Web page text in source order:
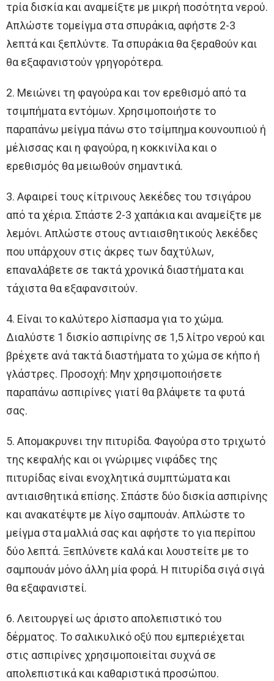
τρία δισκία και αναμείξτε με μικρή ποσότητα νερού.
Απλώστε τομείγμα στα σπυράκια, αφήστε 2-3
λεπτά και ξεπλύντε. Τα σπυράκια θα ξεραθούν και
θα εξαφανιστούν γρηγορότερα.
2. Μειώνει τη φαγούρα και τον ερεθισμό από τα
τσιμπήματα εντόμων. Χρησιμοποιήστε το
παραπάνω μείγμα πάνω στο τσίμπημα κουνουπιού ή
μέλισσας και η φαγούρα, η κοκκινίλα και ο
ερεθισμός θα μειωθούν σημαντικά.
3. Αφαιρεί τους κίτρινους λεκέδες του τσιγάρου
από τα χέρια. Σπάστε 2-3 χαπάκια και αναμείξτε με
λεμόνι. Απλώστε στους αντιαισθητικούς λεκέδες
που υπάρχουν στις άκρες των δαχτύλων,
επαναλάβετε σε τακτά χρονικά διαστήματα και
τάχιστα θα εξαφανσιτούν.
4. Είναι το καλύτερο λίσπασμα για το χώμα.
Διαλύστε 1 δισκίο ασπιρίνης σε 1,5 λίτρο νερού και
βρέχετε ανά τακτά διαστήματα το χώμα σε κήπο ή
γλάστρες. Προσοχή: Μην χρησιμοποιήσετε
παραπάνω ασπιρίνες γιατί θα βλάψετε τα φυτά
σας.
5. Απομακρυνει την πιτυρίδα. Φαγούρα στο τριχωτό
της κεφαλής και οι γνώριμες νιφάδες της
πιτυρίδας είναι ενοχλητικά συμπτώματα και
αντιαισθητικά επίσης. Σπάστε δύο δισκία ασπιρίνης
και ανακατέψτε με λίγο σαμπουάν. Απλώστε το
μείγμα στα μαλλιά σας και αφήστε το για περίπου
δύο λεπτά. Ξεπλύνετε καλά και λουστείτε με το
σαμπουάν μόνο άλλη μία φορά. Η πιτυρίδα σιγά σιγά
θα εξαφανιστεί.
6. Λειτουργεί ως άριστο απολεπιστικό του
δέρματος. Το σαλικυλικό οξύ που εμπεριέχεται
στις ασπιρίνες χρησιμοποιείται συχνά σε
απολεπιστικά και καθαριστικά προσώπου.